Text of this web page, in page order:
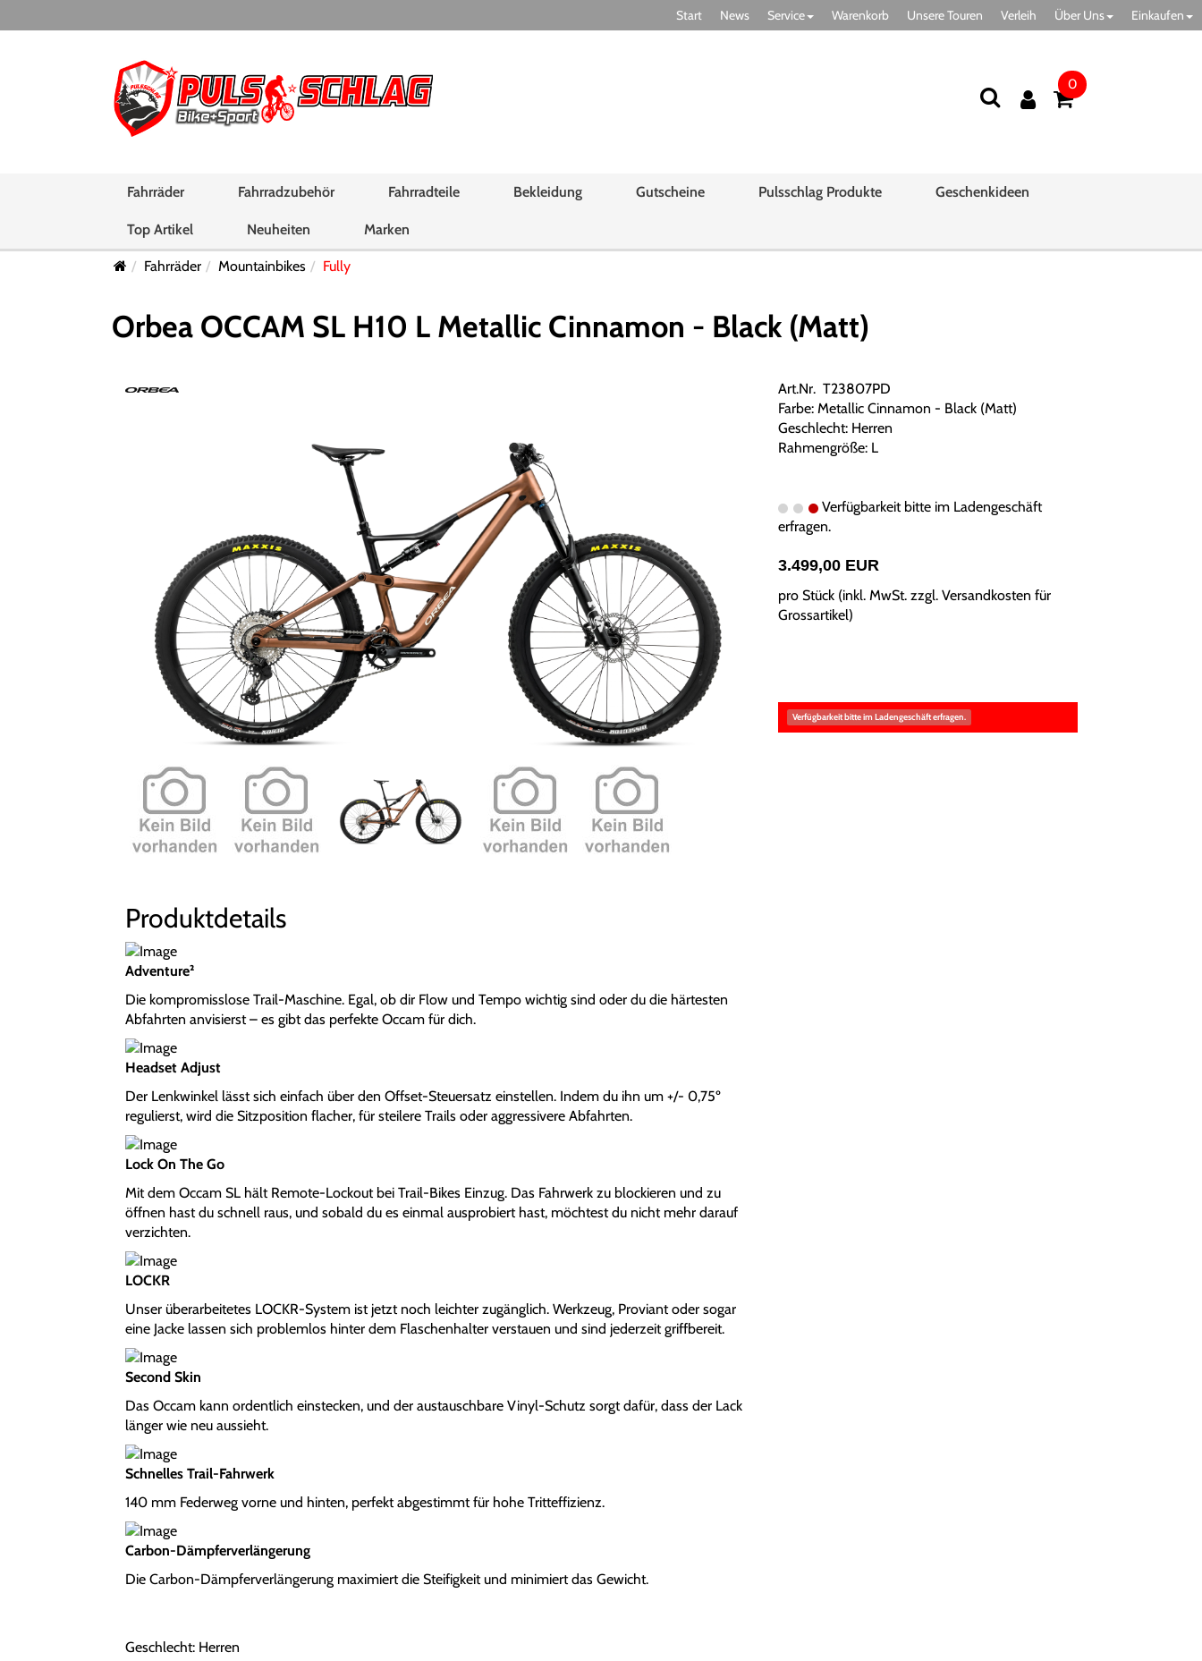
Start News Service Warenkorb Unsere Touren Verleih Über Uns Einkaufen
0
Fahrräder Fahrradzubehör Fahrradteile Bekleidung Gutscheine Pulsschlag Produkte Geschenkideen
Top Artikel Neuheiten Marken
Fahrräder Mountainbikes Fully
Orbea OCCAM SL H10 L Metallic Cinnamon - Black (Matt)
Produktdetails
Adventure²
Die kompromisslose Trail-Maschine. Egal, ob dir Flow und Tempo wichtig sind oder du die härtesten
Abfahrten anvisierst – es gibt das perfekte Occam für dich.
Headset Adjust
Der Lenkwinkel lässt sich einfach über den Offset-Steuersatz einstellen. Indem du ihn um +/- 0,75º
regulierst, wird die Sitzposition flacher, für steilere Trails oder aggressivere Abfahrten.
Lock On The Go
Mit dem Occam SL hält Remote-Lockout bei Trail-Bikes Einzug. Das Fahrwerk zu blockieren und zu
öffnen hast du schnell raus, und sobald du es einmal ausprobiert hast, möchtest du nicht mehr darauf
verzichten.
LOCKR
Unser überarbeitetes LOCKR-System ist jetzt noch leichter zugänglich. Werkzeug, Proviant oder sogar
eine Jacke lassen sich problemlos hinter dem Flaschenhalter verstauen und sind jederzeit griffbereit.
Second Skin
Das Occam kann ordentlich einstecken, und der austauschbare Vinyl-Schutz sorgt dafür, dass der Lack
länger wie neu aussieht.
Schnelles Trail-Fahrwerk
140 mm Federweg vorne und hinten, perfekt abgestimmt für hohe Tritteffizienz.
Carbon-Dämpferverlängerung
Die Carbon-Dämpferverlängerung maximiert die Steifigkeit und minimiert das Gewicht.
Geschlecht: Herren
Art.Nr. T23807PD
Farbe: Metallic Cinnamon - Black (Matt)
Geschlecht: Herren
Rahmengröße: L
Verfügbarkeit bitte im Ladengeschäft
erfragen.
3.499,00 EUR
pro Stück (inkl. MwSt. zzgl. Versandkosten für
Grossartikel)
Verfügbarkeit bitte im Ladengeschäft erfragen.